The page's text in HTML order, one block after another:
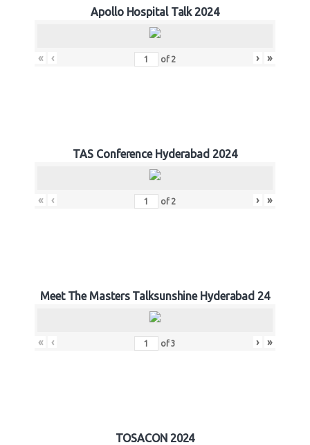
Apollo Hospital Talk 2024
« ‹ of 2 › »
TAS Conference Hyderabad 2024
« ‹ of 2 › »
Meet The Masters Talksunshine Hyderabad 24
« ‹ of3 › »
TOSACON 2024